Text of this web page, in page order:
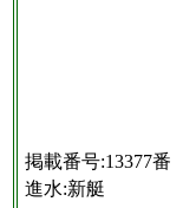
掲載番号:13377番
進水:新艇